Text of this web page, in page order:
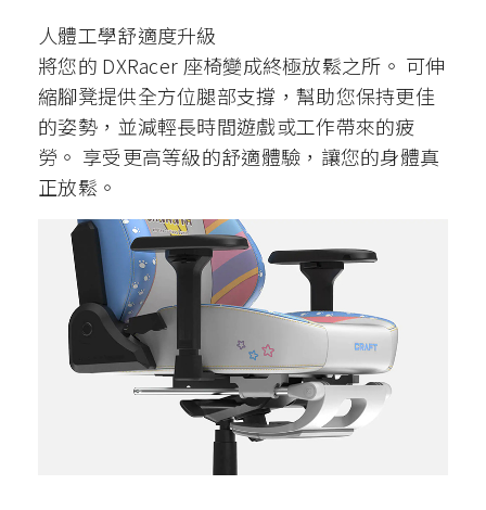
人體工學舒適度升級
將您的 DXRacer 座椅變成終極放鬆之所。 可伸
縮腳凳提供全方位腿部支撐，幫助您保持更佳
的姿勢，並減輕長時間遊戲或工作帶來的疲
勞。 享受更高等級的舒適體驗，讓您的身體真
正放鬆。